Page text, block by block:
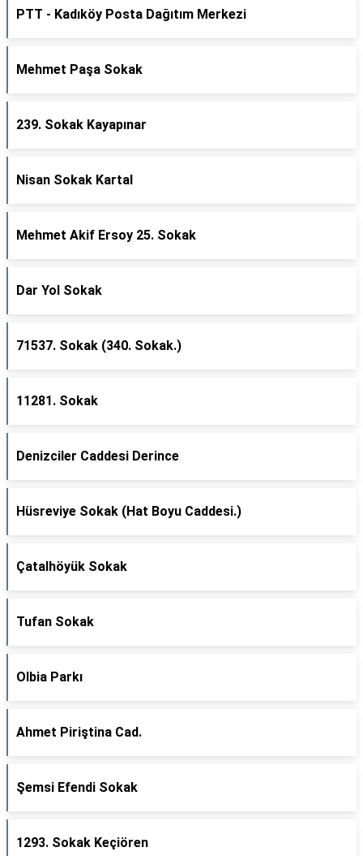
PTT - Kadıköy Posta Dağıtım Merkezi
Mehmet Paşa Sokak
239. Sokak Kayapınar
Nisan Sokak Kartal
Mehmet Akif Ersoy 25. Sokak
Dar Yol Sokak
71537. Sokak (340. Sokak.)
11281. Sokak
Denizciler Caddesi Derince
Hüsreviye Sokak (Hat Boyu Caddesi.)
Çatalhöyük Sokak
Tufan Sokak
Olbia Parkı
Ahmet Piriştina Cad.
Şemsi Efendi Sokak
1293. Sokak Keçiören